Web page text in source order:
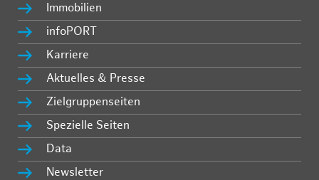
Immobilien
infoPORT
Karriere
Aktuelles & Presse
Zielgruppenseiten
Spezielle Seiten
Data
Newsletter